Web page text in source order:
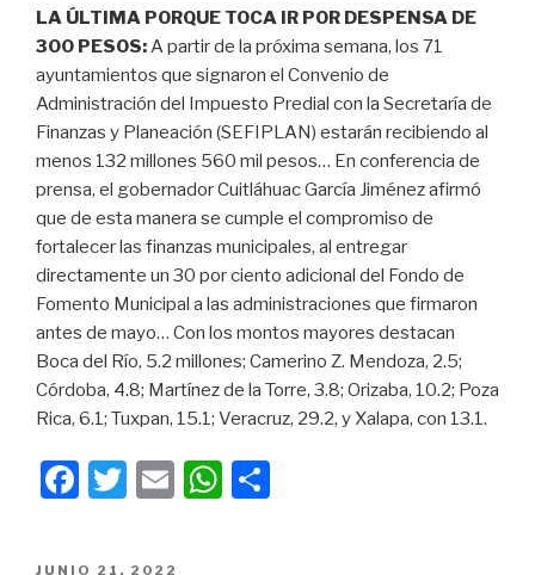
LA ÚLTIMA PORQUE TOCA IR POR DESPENSA DE
300 PESOS:A partir de la próxima semana, los 71
ayuntamientos que signaron el Convenio de
Administración del Impuesto Predial con la Secretaría de
Finanzas y Planeación (SEFIPLAN) estarán recibiendo al
menos 132 millones 560 mil pesos… En conferencia de
prensa, el gobernador Cuitláhuac García Jiménez afirmó
que de esta manera se cumple el compromiso de
fortalecer las finanzas municipales, al entregar
directamente un 30 por ciento adicional del Fondo de
Fomento Municipal a las administraciones que firmaron
antes de mayo… Con los montos mayores destacan
Boca del Río, 5.2 millones; Camerino Z. Mendoza, 2.5;
Córdoba, 4.8; Martínez de la Torre, 3.8; Orizaba, 10.2; Poza
Rica, 6.1; Tuxpan, 15.1; Veracruz, 29.2, y Xalapa, con 13.1.
F
c
T
tt
E
W
PUBLICADO
JUNIO 21, 2022